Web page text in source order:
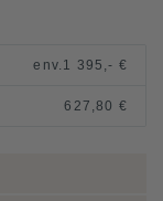
env. 1 395,- €
627,80 €